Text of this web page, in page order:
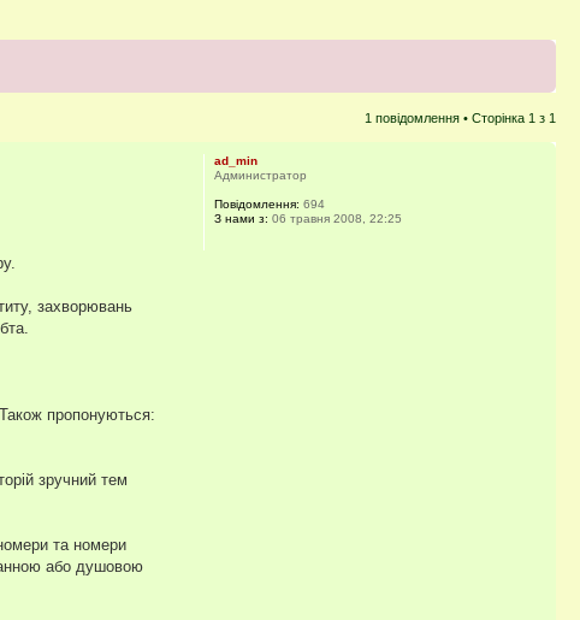
1 повідомлення • Сторінка 1 з 1
захворювань
пропонуються:
зручний тем
та номери
або душовою
ad_min
Администратор
Повідомлення: 694
З нами з: 06 травня 2008, 22:25